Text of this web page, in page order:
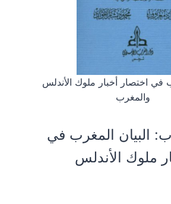
في اختصار أخبار ملوك الأندلس
والمغرب
البيان المغرب في
ملوك الأندلس